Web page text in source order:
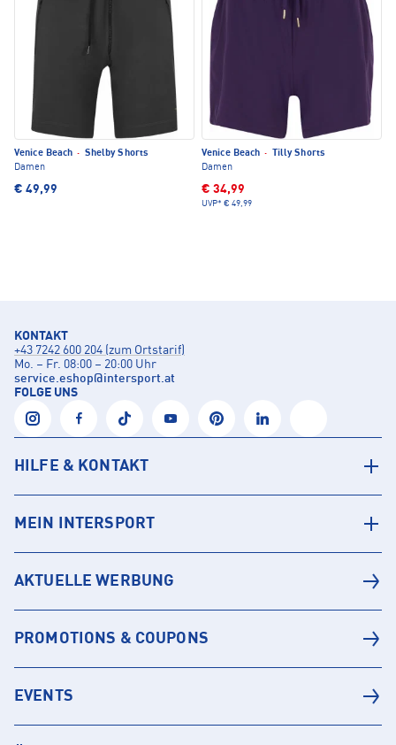
Venice Beach · Shelby Shorts
Damen
€ 49,99
Venice Beach ·
Tilly Shorts
Damen
€ 34,99
UVP* € 49,99
KONTAKT
+43 7242 600 204 (zum Ortstarif)
Mo. – Fr. 08:00 – 20:00 Uhr
service.eshop@intersport.at
FOLGE UNS
HILFE & KONTAKT
MEIN INTERSPORT
AKTUELLE WERBUNG
PROMOTIONS & COUPONS
EVENTS